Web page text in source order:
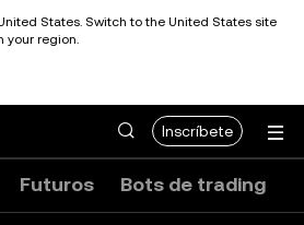
States. Switch to the United States site
your region.
Inscríbete
Futuros Bots de trading